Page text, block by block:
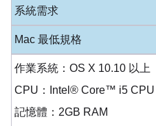
系統需求
Mac 最低規格
作業系統：OS X 10.10 以上
CPU：Intel® Core™ i5 CPU
記憶體：2GB RAM